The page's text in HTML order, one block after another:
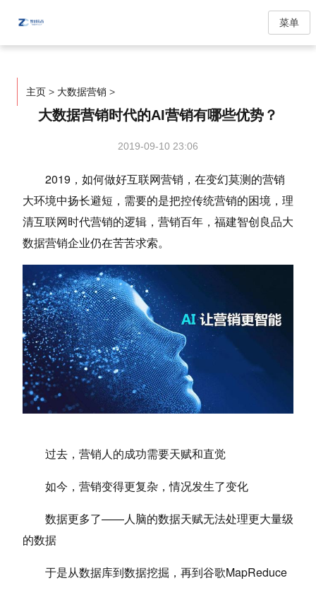
菜单
主页 > 大数据营销 >
大数据营销时代的AI营销有哪些优势？
2019-09-10 23:06
2019，如何做好互联网营销，在变幻莫测的营销
大环境中扬长避短，需要的是把控传统营销的困境，理
清互联网时代营销的逻辑，营销百年，福建智创良品大
数据营销企业仍在苦苦求索。
过去，营销人的成功需要天赋和直觉
如今，营销变得更复杂，情况发生了变化
数据更多了——人脑的数据天赋无法处理更大量级
的数据
于是从数据库到数据挖掘，再到谷歌MapReduce